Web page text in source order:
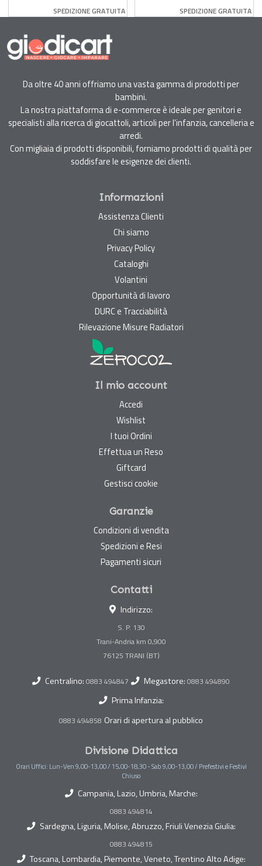
SPEDIZIONE GRATUITA SPEDIZIONE GRATUITA
Da oltre 40 anni offriamo una vasta gamma di prodotti per
bambini.
La nostra piattaforma di e-commerce è ideale per genitori e
specialisti alla ricerca di giocattoli, articoli per l'infanzia, cancelleria e
arredi.
Con migliaia di prodotti disponibili, forniamo prodotti di qualità per
soddisfare le esigenze dei clienti.
Informazioni
Assistenza Clienti
Chi siamo
Privacy Policy
Cataloghi
Volantini
Opportunità di lavoro
DURC e Tracciabilità
Rilevazione Misure Radiatori
Il mio account
Accedi
Wishlist
I tuoi Ordini
Effettua un Reso
Giftcard
Gestisci cookie
Garanzie
Condizioni di vendita
Spedizioni e Resi
Pagamenti sicuri
Contatti
Indirizzo:
S. P. 130
Trani-Andria km 0,900
Centralino: 0883 494847 Megastore: 0883 494890
Prima Infanzia:
0883 494858 Orari di apertura al pubblico
Divisione Didattica
Orari Uffici: Lun-Ven 9,00-13,00 / 15,00-18,30 - Sab 9,00-13,00 / Prefestivi e Festivi
Chiuso
Campania, Lazio, Umbria, Marche:
0883 494814
Sardegna, Liguria, Molise, Abruzzo, Friuli Venezia Giulia:
0883 494815
Toscana, Lombardia, Piemonte, Veneto, Trentino Alto Adige: